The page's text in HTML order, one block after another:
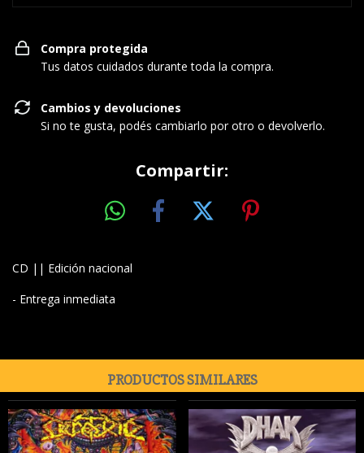
Compra protegida
Tus datos cuidados durante toda la compra.
Cambios y devoluciones
Si no te gusta, podés cambiarlo por otro o devolverlo.
Compartir:
CD || Edición nacional
- Entrega inmediata
PRODUCTOS SIMILARES